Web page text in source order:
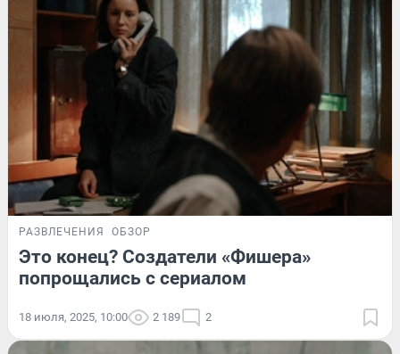
РАЗВЛЕЧЕНИЯ ОБЗОР
Это конец? Создатели «Фишера»
попрощались с сериалом
18 июля, 2025, 10:00 2 189 2